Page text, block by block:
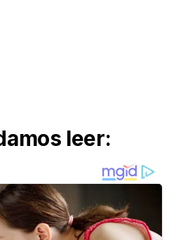
leer: